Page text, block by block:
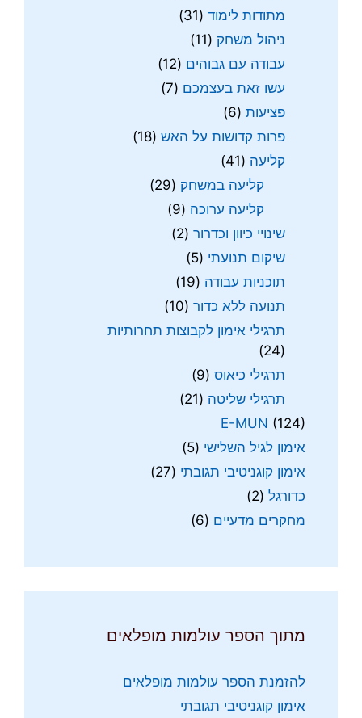
מתודות לימוד (31)
ניהול משחק (11)
עבודה עם גבוהים (12)
עשו זאת בעצמכם (7)
פציעות (6)
פרות קדושות על האש (18)
קליעה (41)
קליעה במשחק (29)
קליעה ערוכה (9)
שינויי כיוון וכדרור (2)
שיקום תנועתי (5)
תוכניות עבודה (19)
תנועה ללא כדור (10)
תרגילי אימון לקבוצות תחרותיות
(24)
תרגילי כיאוס (9)
תרגילי שליטה (21)
E-MUN (124)
אימון לגיל השלישי (5)
אימון קוגניטיבי תגובתי (27)
כדורגל (2)
מחקרים מדעיים (6)
מתוך הספר עולמות מופלאים
להזמנת הספר עולמות מופלאים
אימון קוגניטיבי תגובתי